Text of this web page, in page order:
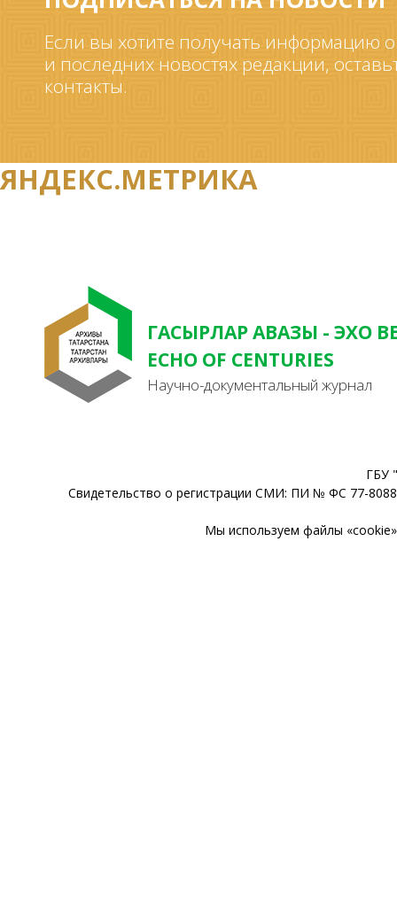
Если вы хотите получать информацию
и последних новостях редакции,
контакты.
ЯНДЕКС.МЕТРИКА
ГАСЫРЛАР АВАЗЫ - ЭХО
ECHO OF CENTURIES
Научно-документальный журнал
ГБУ
Свидетельство о регистрации СМИ: ПИ № ФС 77-
Мы используем файлы «cookie»